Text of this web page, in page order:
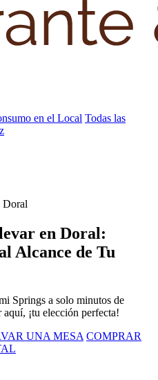
en el Local Todas las
Doral
en Doral:
Alcance de Tu
Springs a solo minutos de
¡tu elección perfecta!
UNA MESA COMPRAR